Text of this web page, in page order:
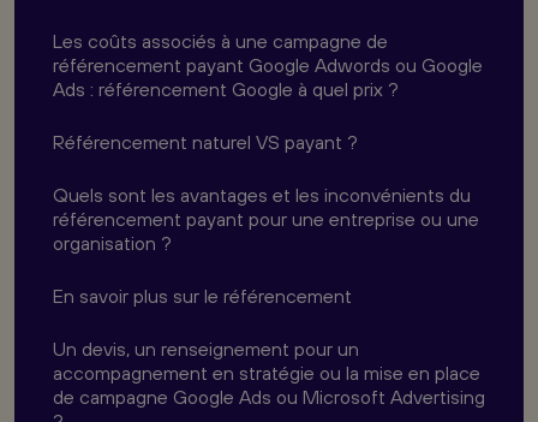
Les coûts associés à une campagne de
référencement payant Google Adwords ou Google
Ads : référencement Google à quel prix ?
Référencement naturel VS payant ?
Quels sont les avantages et les inconvénients du
référencement payant pour une entreprise ou une
organisation ?
En savoir plus sur le référencement
Un devis, un renseignement pour un
accompagnement en stratégie ou la mise en place
de campagne Google Ads ou Microsoft Advertising